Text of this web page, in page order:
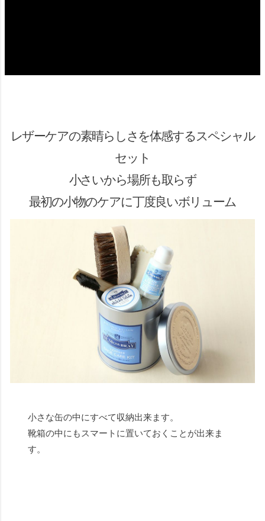
レザーケアの素晴らしさを体感するスペシャル
セット
小さいから場所も取らず
最初の小物のケアに丁度良いボリューム
小さな缶の中にすべて収納出来ます。
靴箱の中にもスマートに置いておくことが出来ま
す。